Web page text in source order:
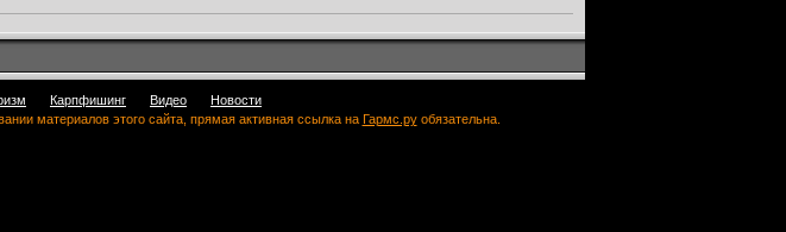
Карпфишинг Видео
Новости
материалов этого сайта, прямая активная ссылка на Гармс.руобязательна.